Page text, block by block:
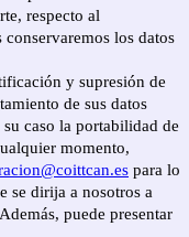
respecto al
los datos
y supresión de
de sus datos
caso la portabilidad de
momento,
para lo
se dirija a nosotros a
puede presentar